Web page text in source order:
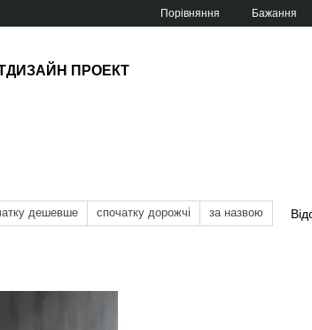
Порівняння Бажання
ДИЗАЙН ПРОЕКТ
дешевше спочатку дорожчі за назвою